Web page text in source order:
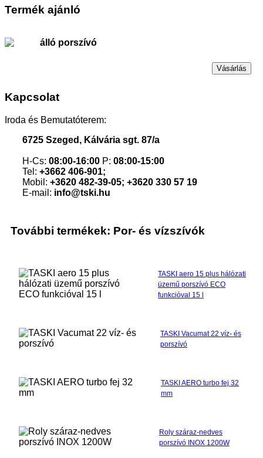
Termék ajánló
álló porszívó
Vásárlás
Kapcsolat
Iroda és Bemutatóterem:
6725 Szeged, Kálvária sgt. 87/a
H-Cs: 08:00-16:00 P: 08:00-15:00
Tel: +3662 406-901;
Mobil: +3620 482-39-05; +3620 330 57 19
E-mail: info@tski.hu
További termékek: Por- és vízszívók
TASKI aero 15 plus hálózati
üzemű porszívó ECO
funkcióval 15 l
TASKI Vacumat 22 víz- és
porszívó
TASKI AERO turbo fej 32
mm
Roly száraz-nedves
porszívó INOX 1200W